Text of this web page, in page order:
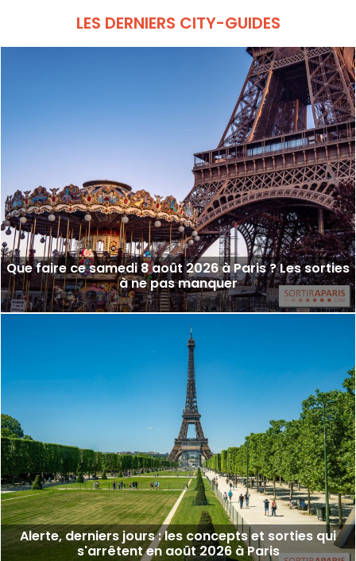
LES DERNIERS CITY-GUIDES
Que faire ce samedi 8 août 2026 à Paris ? Les sorties
à ne pas manquer
Alerte, derniers jours : les concepts et sorties qui
s'arrêtent en août 2026 à Paris